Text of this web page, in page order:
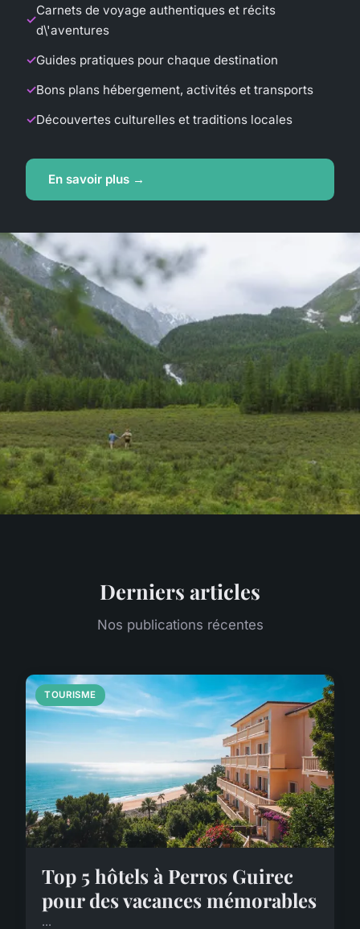
Carnets de voyage authentiques et récits
d\'aventures
Guides pratiques pour chaque destination
Bons plans hébergement, activités et transports
Découvertes culturelles et traditions locales
En savoir plus →
Derniers articles
Nos publications récentes
TOURISME
Top 5 hôtels à Perros Guirec
pour des vacances mémorables
...